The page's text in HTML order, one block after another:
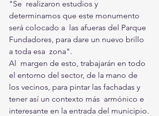
"Se  realizaron estudios y
determinamos que este monumento
será colocado a  las afueras del Parque
Fundadores, para dare un nuevo brillo
a toda esa  zona".
Al  margen de esto, trabajarán en todo
el entorno del sector, de la mano de
los vecinos, para pintar las fachadas y
tener así un contexto más  armónico e
interesante en la entrada del municipio.